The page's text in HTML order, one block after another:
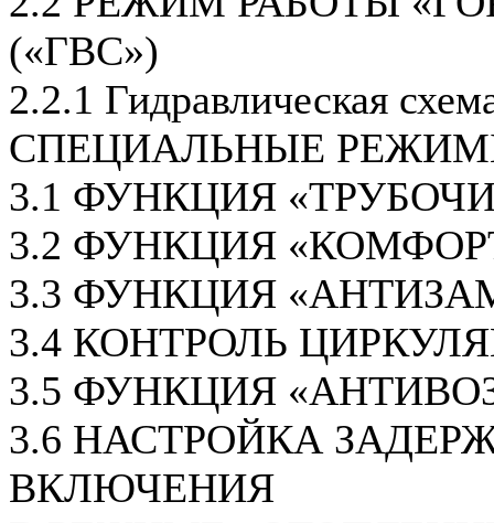
(«ГВС»)
2.2.1 Гидравлическая
СПЕЦИАЛЬНЫЕ
3.1 ФУНКЦИЯ
3.2 ФУНКЦИЯ
3.3 ФУНКЦИЯ
3.4 КОНТРОЛЬ
3.5 ФУНКЦИЯ
3.6 НАСТРОЙКА
ВКЛЮЧЕНИЯ